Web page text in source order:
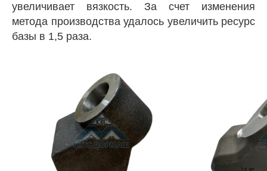
увеличивает вязкость. За счет изменения
метода производства удалось увеличить ресурс
базы в 1,5 раза.